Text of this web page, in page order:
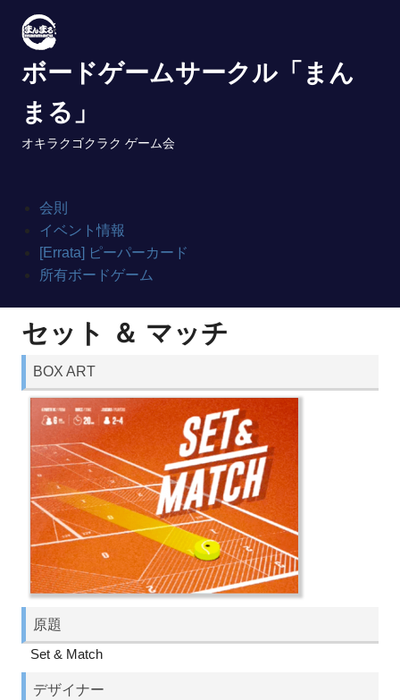
content
ボードゲームサークル「まん
まる」
オキラクゴクラク ゲーム会
会則
イベント情報
[Errata] ピーパーカード
所有ボードゲーム
セット ＆ マッチ
BOX ART
原題
Set & Match
デザイナー